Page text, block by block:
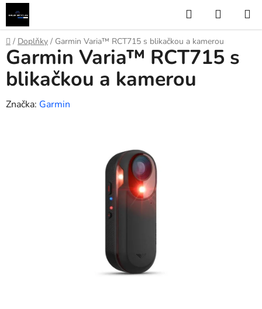
Přejít
na
obsah
Hledat
KOŠÍK
Domů
/ Doplňky / Garmin Varia™ RCT715 s blikačkou a kamerou
Garmin Varia™ RCT715 s
blikačkou a kamerou
Značka: Garmin